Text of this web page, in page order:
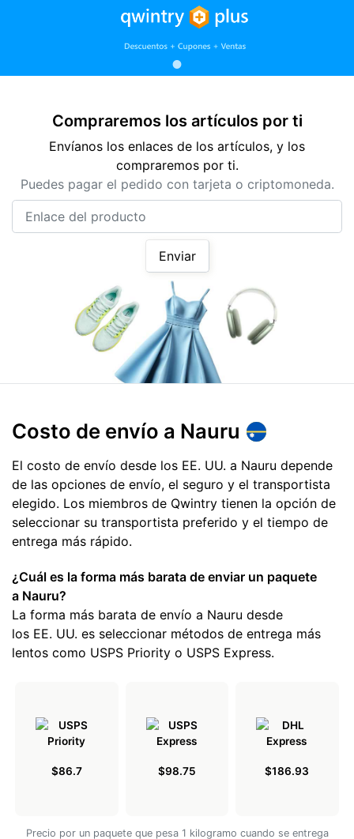
Compraremos los artículos por ti
Envíanos los enlaces de los artículos, y los
compraremos por ti.
Puedes pagar el pedido con tarjeta o criptomoneda.
Enviar
Costo de envío a Nauru
El costo de envío desde los EE. UU. a Nauru depende
de las opciones de envío, el seguro y el transportista
elegido. Los miembros de Qwintry tienen la opción de
seleccionar su transportista preferido y el tiempo de
entrega más rápido.
¿Cuál es la forma más barata de enviar un paquete
a Nauru?
La forma más barata de envío a Nauru desde
los EE. UU. es seleccionar métodos de entrega más
lentos como USPS Priority o USPS Express.
$86.7 $98.75 $186.93
Precio por un paquete que pesa 1 kilogramo cuando se entrega